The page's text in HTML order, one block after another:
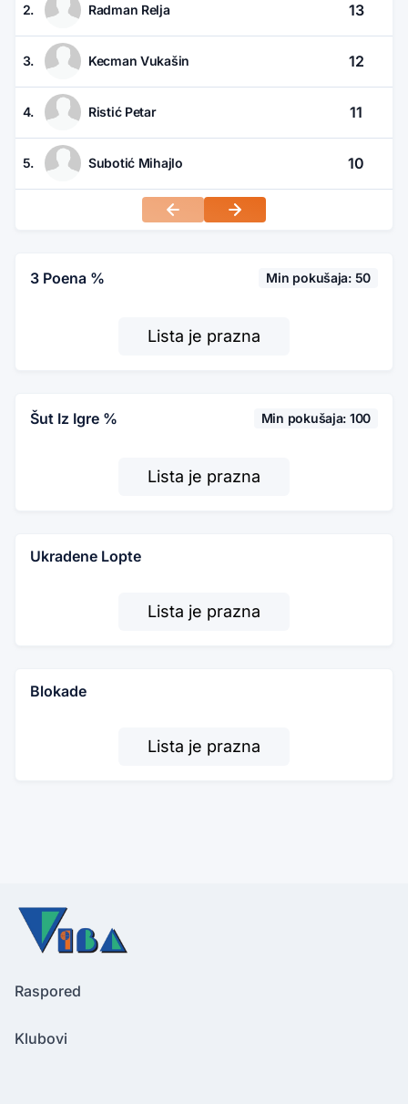
2. Radman Relja 13
3. Kecman Vukašin 12
4. Ristić Petar 11
5. Subotić Mihajlo 10
3 Poena % Min pokušaja: 50
Lista je prazna
Šut Iz Igre % Min pokušaja: 100
Lista je prazna
Ukradene Lopte
Lista je prazna
Blokade
Lista je prazna
Raspored
Klubovi